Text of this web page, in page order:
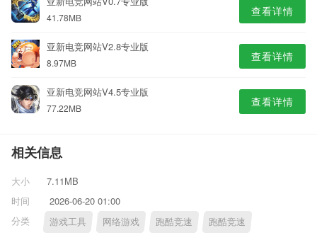
41.78MB 查看详情
亚新电竞网站V2.8专业版
8.97MB 查看详情
亚新电竞网站V4.5专业版
77.22MB 查看详情
相关信息
大小
7.11MB
时间
2026-06-20 01:00
分类
游戏工具 网络游戏 跑酷竞速 跑酷竞速